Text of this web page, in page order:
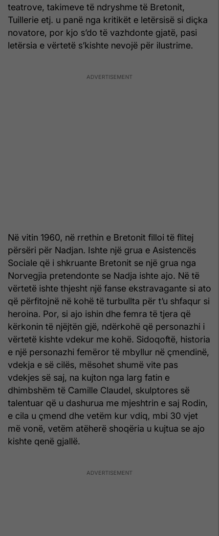
teatrove, takimeve të ndryshme të Bretonit,
Tuillerie etj. u panë nga kritikët e letërsisë si diçka
novatore, por kjo s’do të vazhdonte gjatë, pasi
letërsia e vërtetë s’kishte nevojë për ilustrime.
Në vitin 1960, në rrethin e Bretonit filloi të flitej
përsëri për Nadjan. Ishte një grua e Asistencës
Sociale që i shkruante Bretonit se një grua nga
Norvegjia pretendonte se Nadja ishte ajo. Në të
vërtetë ishte thjesht një fanse ekstravagante si ato
që përfitojnë në kohë të turbullta për t’u shfaqur si
heroina. Por, si ajo ishin dhe femra të tjera që
kërkonin të njëjtën gjë, ndërkohë që personazhi i
vërtetë kishte vdekur me kohë. Sidoqoftë, historia
e një personazhi femëror të mbyllur në çmendinë,
vdekja e së cilës, mësohet shumë vite pas
vdekjes së saj, na kujton nga larg fatin e
dhimbshëm të Camille Claudel, skulptores së
talentuar që u dashurua me mjeshtrin e saj Rodin,
e cila u çmend dhe vetëm kur vdiq, mbi 30 vjet
më vonë, vetëm atëherë shoqëria u kujtua se ajo
kishte qenë gjallë.